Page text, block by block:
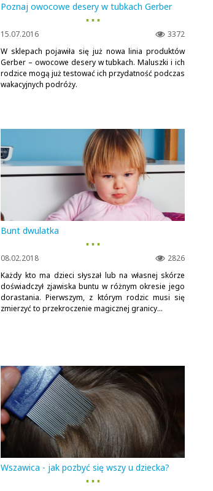
Poznaj owocowe desery w tubkach Gerber
▪ ▪ ▪
3372
15.07.2016
W sklepach pojawiła się już nowa linia produktów
Gerber – owocowe desery w tubkach. Maluszki i ich
rodzice mogą już testować ich przydatność podczas
wakacyjnych podróży.
Bunt dwulatka
▪ ▪ ▪
2826
08.02.2018
Każdy kto ma dzieci słyszał lub na własnej skórze
doświadczył zjawiska buntu w różnym okresie jego
dorastania. Pierwszym, z którym rodzic musi się
zmierzyć to przekroczenie magicznej granicy...
Wszawica - jak pozbyć się wszy u dziecka?
▪ ▪ ▪